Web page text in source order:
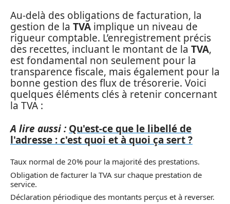
Au-delà des obligations de facturation, la
gestion de la TVA implique un niveau de
rigueur comptable. L’enregistrement précis
des recettes, incluant le montant de la TVA,
est fondamental non seulement pour la
transparence fiscale, mais également pour la
bonne gestion des flux de trésorerie. Voici
quelques éléments clés à retenir concernant
la TVA :
A lire aussi : Qu'est-ce que le libellé de
l'adresse : c'est quoi et à quoi ça sert ?
Taux normal de 20% pour la majorité des prestations.
Obligation de facturer la TVA sur chaque prestation de
service.
Déclaration périodique des montants perçus et à reverser.